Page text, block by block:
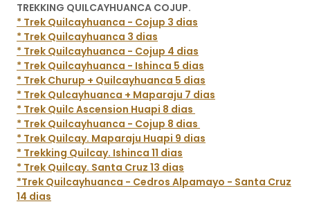
TREKKING QUILCAYHUANCA COJUP.
* Trek Quilcayhuanca - Cojup 3 dias
* Trek Quilcayhuanca 3 dias
* Trek Quilcayhuanca - Cojup 4 dias
* Trek Quilcayhuanca - Ishinca 5 dias
* Trek Churup + Quilcayhuanca 5 dias
* Trek Qulcayhuanca + Maparaju 7 dias
* Trek Quilc Ascension Huapi 8 dias
* Trek Quilcayhuanca - Cojup 8 dias
* Trek Quilcay. Maparaju Huapi 9 dias
* Trekking Quilcay. Ishinca 11 dias
* Trek Quilcay. Santa Cruz 13 dias
*Trek Quilcayhuanca - Cedros Alpamayo - Santa Cruz
14 dias